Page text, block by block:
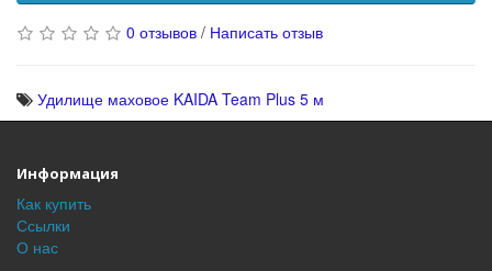
0 отзывов / Написать отзыв
Удилище маховое KAIDA Team Plus 5 м
Информация
Как купить
Ссылки
О нас